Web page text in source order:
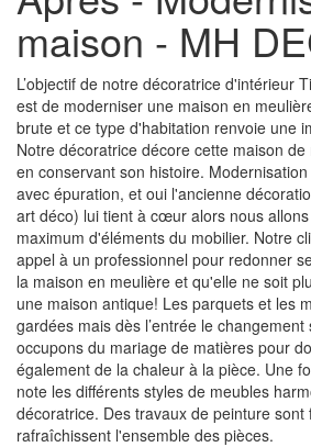
maison - MH
L’objectif de notre décoratrice d'intérieur
est de moderniser une maison en
brute et ce type d'habitation renvoie une
Notre décoratrice décore cette maison
en conservant son histoire.
avec épuration, et oui l'ancienne
art déco) lui tient à cœur alors nous
maximum d'éléments du mobilier. Notre
appel à un professionnel pour redonner
la maison en meulière et qu'elle ne soit
une maison antique! Les parquets et les
gardées mais dès l’entrée le
occupons du mariage de matières pour
également de la chaleur à la pièce. Une
note les différents styles de meubles
décoratrice. Des travaux de peinture sont
rafraîchissent l'ensemble des pièces.